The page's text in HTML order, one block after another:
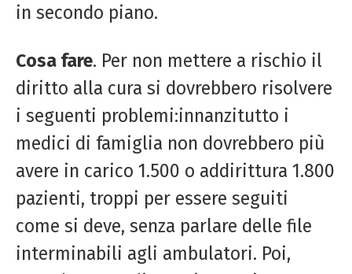
in secondo piano.
Cosa fare. Per non mettere a rischio il
diritto alla cura si dovrebbero risolvere
i seguenti problemi:innanzitutto i
medici di famiglia non dovrebbero più
avere in carico 1.500 o addirittura 1.800
pazienti, troppi per essere seguiti
come si deve, senza parlare delle file
interminabili agli ambulatori. Poi,